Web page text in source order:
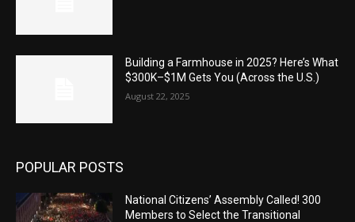
Building a Farmhouse in 2025? Here’s What
$300K–$1M Gets You (Across the U.S.)
August 22, 2025
POPULAR POSTS
National Citizens’ Assembly Called! 300
Members to Select the Transitional